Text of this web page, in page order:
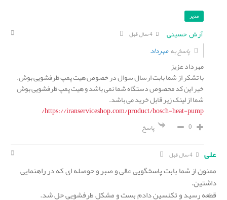
مدیر
آرش حسینی 4 سال قبل
پاسخ بهمهرداد
مهرداد عزیز
با تشکر از شما بابت ارسال سوال در خصوص هیت پمپ ظرفشویی بوش.
خیر این کد محصوص دستگاه شما نمی باشد و هیت پمپ ظرفشویی بوش
شما از لینک زیر قابل خرید می باشد.
https://iranserviceshop.com/product/bosch-heat-pump/
0 پاسخ
علی 4 سال قبل
ممنون از شما بابت پاسخگویی عالی و صبر و حوصله ای که در راهنمایی
داشتین.
قطعه رسید و تکنسین دادم بست و مشکل طرفشویی حل شد.